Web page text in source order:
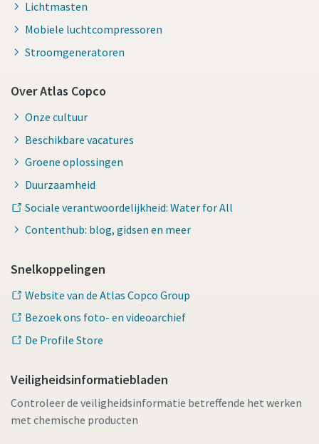
Lichtmasten
Mobiele luchtcompressoren
Stroomgeneratoren
Over Atlas Copco
Onze cultuur
Beschikbare vacatures
Groene oplossingen
Duurzaamheid
Sociale verantwoordelijkheid: Water for All
Contenthub: blog, gidsen en meer
Snelkoppelingen
Website van de Atlas Copco Group
Bezoek ons foto- en videoarchief
De Profile Store
Veiligheidsinformatiebladen
Controleer de veiligheidsinformatie betreffende het werken
met chemische producten